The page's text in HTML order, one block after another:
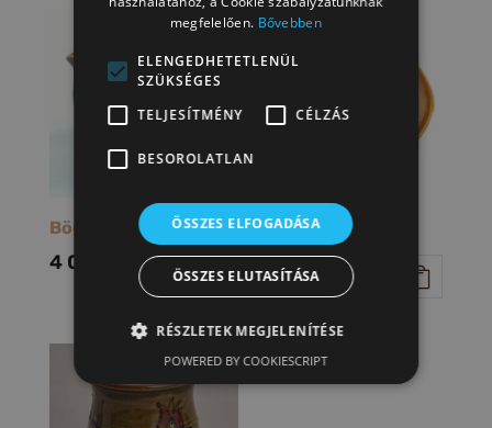
Bögre
4 000
Egyrészes
citrom csavaró
6 000Ft
megfelelően. Bővebben
ELENGEDHETETLENÜL
SZÜKSÉGES
TELJESÍTMÉNY
CÉLZÁS
BESOROLATLAN
ÖSSZES ELFOGADÁSA
ÖSSZES ELUTASÍTÁSA
RÉSZLETEK MEGJELENÍTÉSE
POWERED BY COOKIESCRIPT